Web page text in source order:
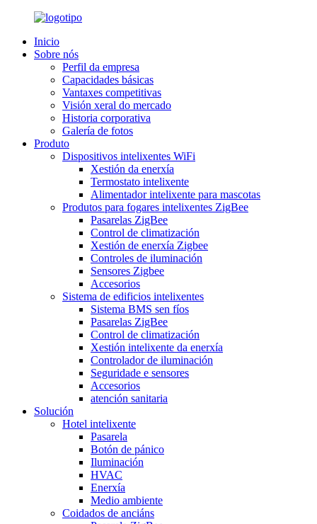
Inicio
Sobre nós
Perfil da empresa
Capacidades básicas
Vantaxes competitivas
Visión xeral do mercado
Historia corporativa
Galería de fotos
Produto
Dispositivos intelixentes WiFi
Xestión da enerxía
Termostato intelixente
Alimentador intelixente para mascotas
Produtos para fogares intelixentes ZigBee
Pasarelas ZigBee
Control de climatización
Xestión de enerxía Zigbee
Controles de iluminación
Sensores Zigbee
Accesorios
Sistema de edificios intelixentes
Sistema BMS sen fíos
Pasarelas ZigBee
Control de climatización
Xestión intelixente da enerxía
Controlador de iluminación
Seguridade e sensores
Accesorios
atención sanitaria
Solución
Hotel intelixente
Pasarela
Botón de pánico
Iluminación
HVAC
Enerxía
Medio ambiente
Coidados de anciáns